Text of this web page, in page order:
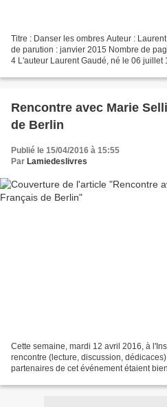
Titre : Danser les ombres Auteur :
de parution : janvier 2015 Nombre de
4 L'auteur Laurent Gaudé, né le 06 juillet
Rencontre avec Marie
de Berlin
Publié le 15/04/2016 à 15:55
Par Lamiedeslivres
Cette semaine, mardi 12 avril 2016, à
rencontre (lecture, discussion,
partenaires de cet événement étaient